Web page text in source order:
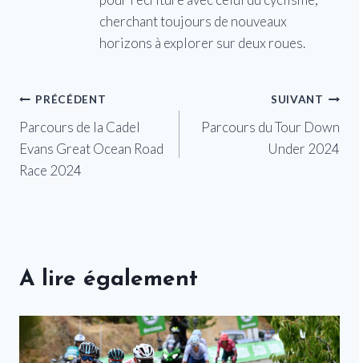
cherchant toujours de nouveaux
horizons à explorer sur deux roues.
Navigation
de
l’article
PRÉCÉDENT
Parcours de la Cadel
Evans Great Ocean Road
Race 2024
SUIVANT
Parcours du Tour Down
Under 2024
A lire également